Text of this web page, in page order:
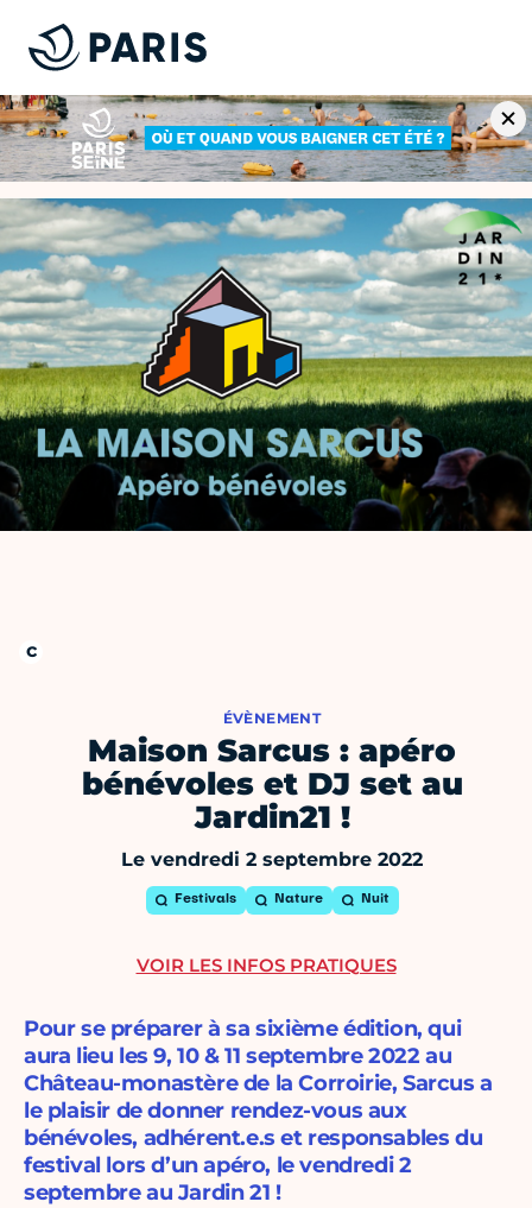
ÉVÈNEMENT
Maison Sarcus : apéro
bénévoles et DJ set au
Jardin21 !
Le vendredi 2 septembre 2022
Festivals Nature Nuit
Pour se préparer à sa sixième édition, qui
aura lieu les 9, 10 & 11 septembre 2022 au
Château-monastère de la Corroirie, Sarcus a
le plaisir de donner rendez-vous aux
bénévoles, adhérent.e.s et responsables du
festival lors d’un apéro, le vendredi 2
septembre au Jardin 21 !
VOIR LES INFOS PRATIQUES